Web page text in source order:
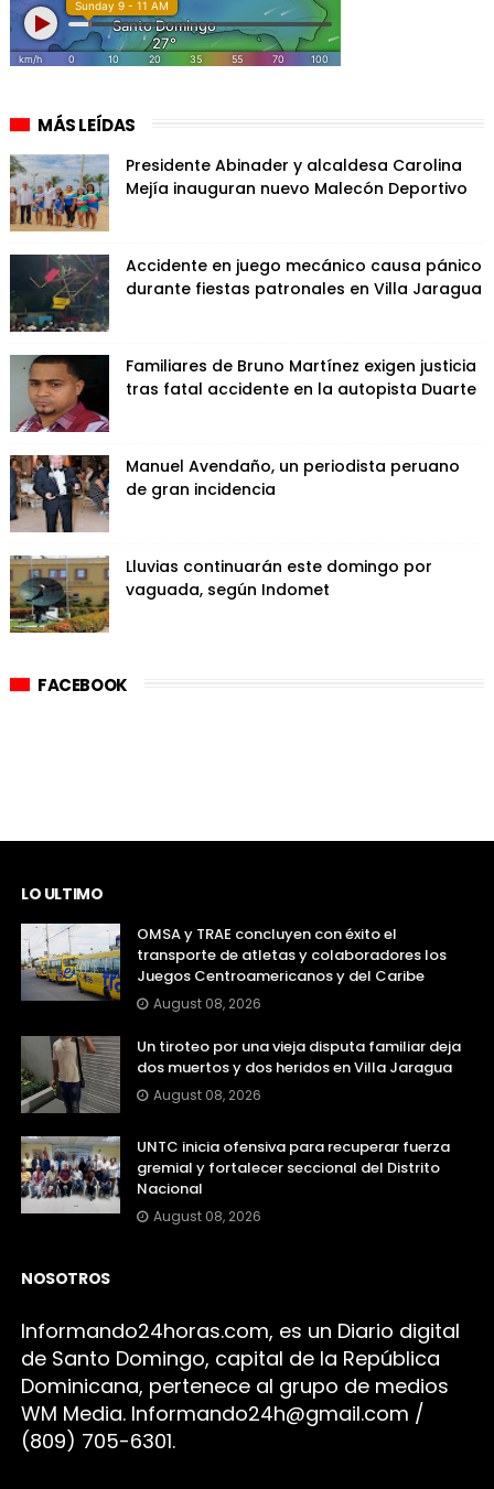
MÁS LEÍDAS
Presidente Abinader y alcaldesa Carolina
Mejía inauguran nuevo Malecón Deportivo
Accidente en juego mecánico causa pánico
durante fiestas patronales en Villa Jaragua
Familiares de Bruno Martínez exigen justicia
tras fatal accidente en la autopista Duarte
Manuel Avendaño, un periodista peruano
de gran incidencia
Lluvias continuarán este domingo por
vaguada, según Indomet
FACEBOOK
LO ULTIMO
OMSA y TRAE concluyen con éxito el
transporte de atletas y colaboradores los
Juegos Centroamericanos y del Caribe
August 08, 2026
Un tiroteo por una vieja disputa familiar deja
dos muertos y dos heridos en Villa Jaragua
August 08, 2026
UNTC inicia ofensiva para recuperar fuerza
gremial y fortalecer seccional del Distrito
Nacional
August 08, 2026
NOSOTROS
Informando24horas.com, es un Diario digital
de Santo Domingo, capital de la República
Dominicana, pertenece al grupo de medios
WM Media. Informando24h@gmail.com /
(809) 705-6301.